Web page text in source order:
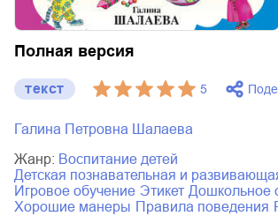
Полная версия
текст 5
Галина Петровна Шалаева
Жанр:
воспитание детей
детская познавательная и
игровое обучение
этикет
дошкольное
хорошие манеры
правила поведения